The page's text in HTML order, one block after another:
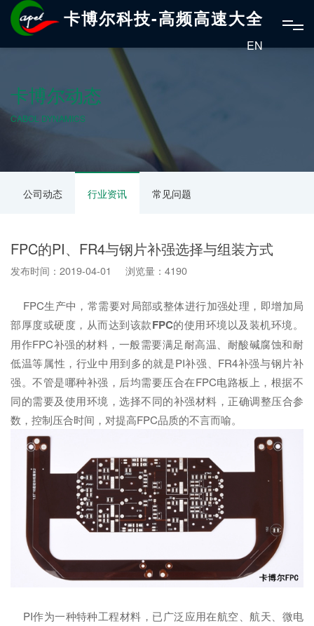
卡博尔科技-高频高速大全
EN
卡博尔动态
CABOL DYNAMICS
公司动态 行业资讯 常见问题
FPC的PI、FR4与钢片补强选择与组装方式
发布时间：2019-04-01 浏览量：4190
FPC生产中，常需要对局部或整体进行加强处理，即增加局
部厚度或硬度，从而达到该款FPC的使用环境以及装机环境。
用作FPC补强的材料，一般需要满足耐高温、耐酸碱腐蚀和耐
低温等属性，行业中用到多的就是PI补强、FR4补强与钢片补
强。不管是哪种补强，后均需要压合在FPC电路板上，根据不
同的需要及使用环境，选择不同的补强材料，正确调整压合参
数，控制压合时间，对提高FPC品质的不言而喻。
PI作为一种特种工程材料，已广泛应用在航空、航天、微电